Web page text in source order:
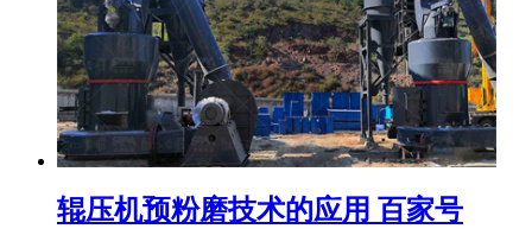
辊压机预粉磨技术的应用 百家号